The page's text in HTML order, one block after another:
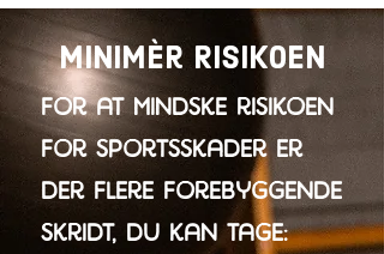
MinimÈr RISIKOEN
For at mindske risikoen
for sportsskader er
der flere forebyggende
skridt, du kan tage: